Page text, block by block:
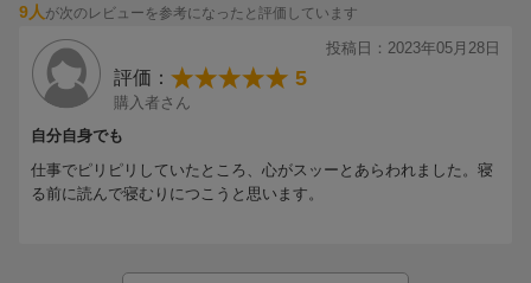
9人 が次のレビューを参考になったと評価しています
投稿日：2023年05月28日
評価： 5
購入者さん
自分自身でも
仕事でピリピリしていたところ、心がスッーとあらわれました。寝
る前に読んで寝むりにつこうと思います。